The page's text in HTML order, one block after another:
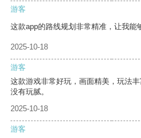
游客
这款app的路线规划非常精准，让我能
2025-10-18
游客
这款游戏非常好玩，画面精美，玩法
没有玩腻。
2025-10-18
游客